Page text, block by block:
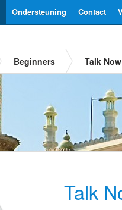
Contact
Ondersteuning
Beginners Talk
Talk